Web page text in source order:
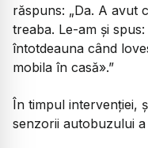
răspuns: „Da. A avut
treaba. Le-am și
întotdeauna când
mobila în casă».”
În timpul intervenției,
senzorii autobuzului